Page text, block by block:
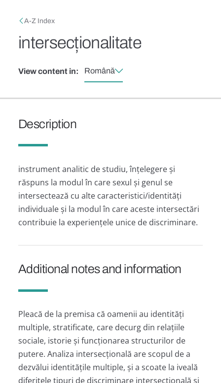
Breadcrumb
A-Z Index
intersecționalitate
View content in: Română
Description
instrument analitic de studiu, înțelegere și
răspuns la modul în care sexul și genul se
intersectează cu alte caracteristici/identități
individuale și la modul în care aceste intersectări
contribuie la experiențele unice de discriminare.
Additional notes and information
Pleacă de la premisa că oamenii au identități
multiple, stratificate, care decurg din relațiile
sociale, istorie și funcționarea structurilor de
putere. Analiza intersecțională are scopul de a
dezvălui identitățile multiple, și a scoate la iveală
diferitele tipuri de discriminare intersecțională și